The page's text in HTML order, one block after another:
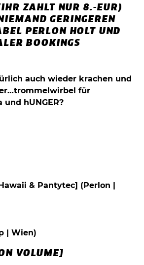
ZAHLT NUR 8.-EUR)
GERINGEREN
PERLON HOLT UND
BOOKINGS
auch wieder krachen und
für
hUNGER?
& Pantytec] (Perlon |
| Wien)
VOLUME]